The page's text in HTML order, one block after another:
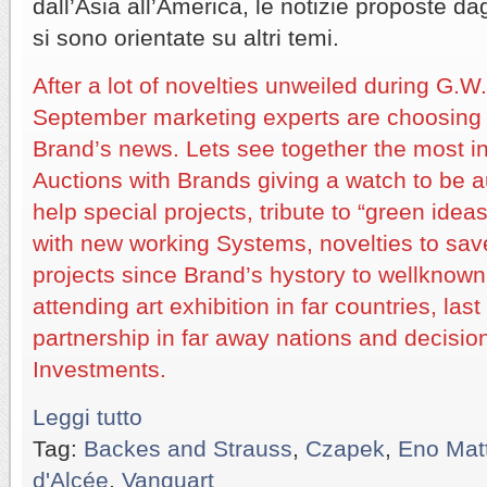
dall’Asia all’America, le notizie proposte
si sono orientate su altri temi.
After a lot of novelties unweiled during
September marketing experts are
Brand’s news. Lets see together the most
Auctions with Brands giving a watch to be
help special projects, tribute to “green
with new working Systems, novelties to
projects since Brand’s hystory to
attending art exhibition in far countries,
partnership in far away nations and
Investments.
Leggi tutto
Tag: Backes and Strauss Czapek
Eno
d'Alcée Vanguart